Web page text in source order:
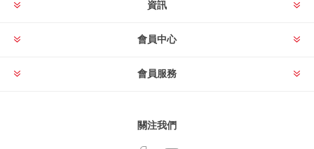
資訊
會員中心
會員服務
關注我們